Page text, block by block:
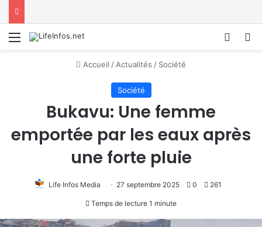
Menu
Accueil / Actualités / Société
Société
Bukavu: Une femme
emportée par les eaux après
une forte pluie
Life Infos Media 27 septembre 2025 0 261
Temps de lecture 1 minute